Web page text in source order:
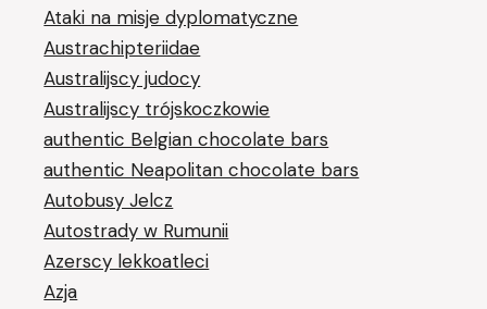
Ataki na misje dyplomatyczne
Austrachipteriidae
Australijscy judocy
Australijscy trójskoczkowie
authentic Belgian chocolate bars
authentic Neapolitan chocolate bars
Autobusy Jelcz
Autostrady w Rumunii
Azerscy lekkoatleci
Azja